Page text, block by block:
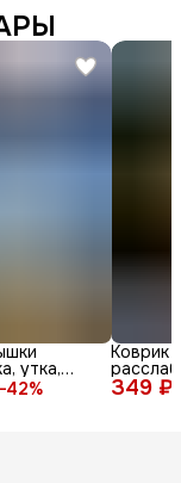
42%
утка,
ле 349 ₽
Коврик